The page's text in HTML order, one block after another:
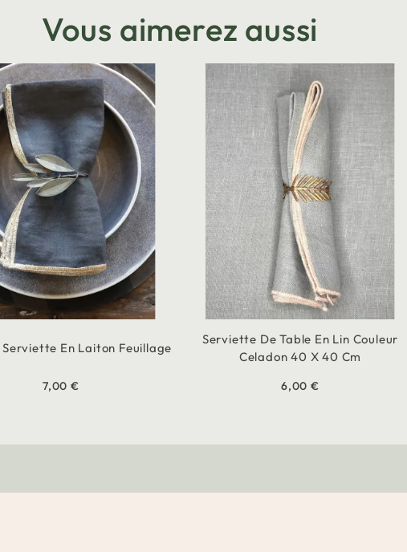
Vous aimerez aussi
Serviette En Laiton Feuillage
7,00 €
Serviette De Table En Lin Couleur
Celadon 40 X 40 Cm
6,00 €